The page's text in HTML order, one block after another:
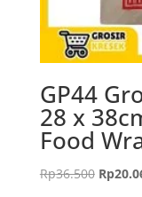
GP44
28 x
Food
Rp36.500 Harga
Rp